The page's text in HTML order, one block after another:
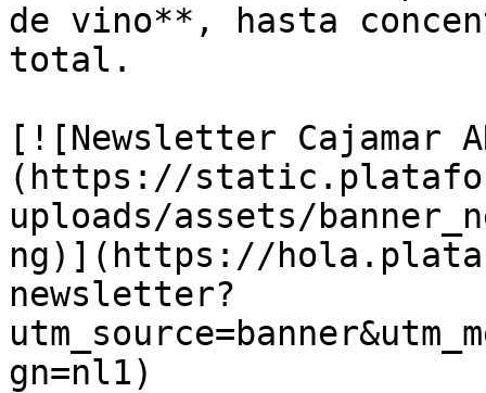
de vino**, hasta
total.
[![Newsletter Cajamar
(https://
uploads/assets/
ng)](https://
newsletter?
gn=nl1)